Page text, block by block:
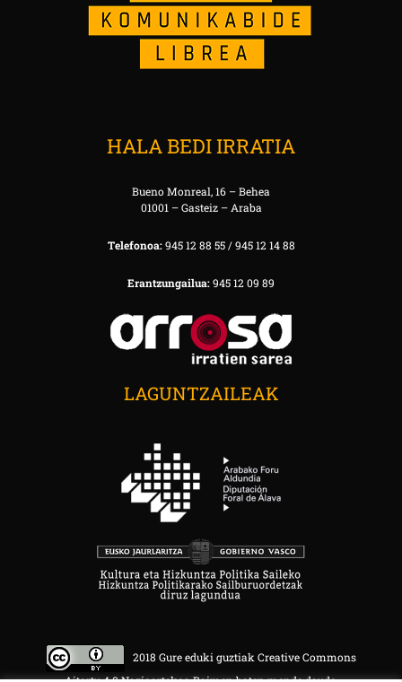
HALA BEDI IRRATIA
Bueno Monreal, 16 – Behea
01001 – Gasteiz – Araba
Telefonoa:945 12 88 55 / 945 12 14 88
Erantzungailua:945 12 09 89
LAGUNTZAILEAK
2018 Gure eduki guztiak Creative Commons